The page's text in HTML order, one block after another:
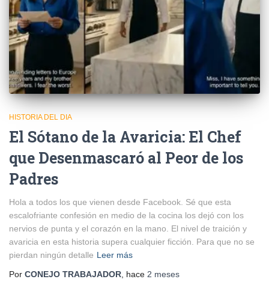
HISTORIA DEL DIA
El Sótano de la Avaricia: El Chef
que Desenmascaró al Peor de los
Padres
Hola a todos los que vienen desde Facebook. Sé que esta
escalofriante confesión en medio de la cocina los dejó con los
nervios de punta y el corazón en la mano. El nivel de traición y
avaricia en esta historia supera cualquier ficción. Para que no se
pierdan ningún detalle Leer más
Por CONEJO TRABAJADOR , hace 2 meses